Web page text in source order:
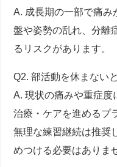
A. 成長期の一部で痛み
盤や姿勢の乱れ、分離
るリスクがあります。
Q2. 部活動を休まない
A. 現状の痛みや重症度
治療・ケアを進めるプ
無理な練習継続は推奨
めつける必要はありま